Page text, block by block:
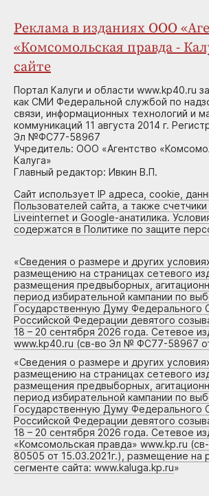
Реклама в изданиях ООО
«Комсомольская правда -
сайте
Портал Калуги и области www.kp40.ru
как СМИ Федеральной службой по
связи, информационных технологий и
коммуникаций 11 августа 2014 г.
Эл №ФС77-58967
Учредитель: ООО «Агентство
Калуга»
Главный редактор: Ивкин В.П.
Сайт использует IP адреса, cookie,
Пользователей сайта, а также
Liveinternet и Google-анатилика.
содержатся в Политике по защите
«Сведения о размере и других
размещению на страницах сетевого
размещения предвыборных,
период избирательной кампании по
Государственную Думу Федерального
Российской Федерации девятого
18 – 20 сентября 2026 года. Сетевое
www.kp40.ru (св-во Эл № ФС77-58967 от
«Сведения о размере и других
размещению на страницах сетевого
размещения предвыборных,
период избирательной кампании по
Государственную Думу Федерального
Российской Федерации девятого
18 – 20 сентября 2026 года. Сетевое
«Комсомольская правда» www.kp.ru
80505 от 15.03.2021г.), размещение на
сегменте сайта: www.kaluga.kp.ru»